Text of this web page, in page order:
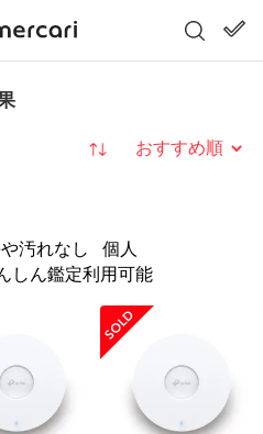
並び替え
汚れなし
個人
しん鑑定利用可能